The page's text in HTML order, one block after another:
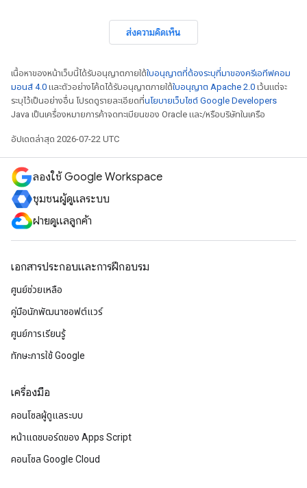
ส่งความคิดเห็น
เนื้อหาของหน้าเว็บนี้ได้รับอนุญาตภายใต้ใบอนุญาตที่ต้องระบุที่มาของครีเอทีฟคอม
มอนส์ 4.0 และตัวอย่างโค้ดได้รับอนุญาตภายใต้ใบอนุญาต Apache 2.0 เว้นแต่จะ
ระบุไว้เป็นอย่างอื่น โปรดดูรายละเอียดที่นโยบายเว็บไซต์ Google Developers
Java เป็นเครื่องหมายการค้าจดทะเบียนของ Oracle และ/หรือบริษัทในเครือ
อัปเดตล่าสุด 2026-07-22 UTC
ลองใช้ Google Workspace
ชุมชนผู้ดูแลระบบ
ฝ่ายดูแลลูกค้า
เอกสารประกอบและการฝึกอบรม
ศูนย์ช่วยเหลือ
คู่มือนักพัฒนาซอฟต์แวร์
ศูนย์การเรียนรู้
ทักษะการใช้ Google
เครื่องมือ
คอนโซลผู้ดูแลระบบ
หน้าแดชบอร์ดของ Apps Script
คอนโซล Google Cloud